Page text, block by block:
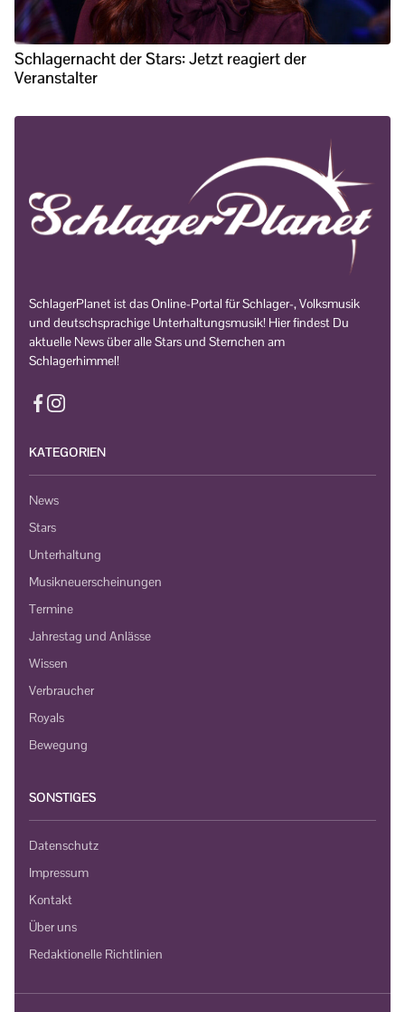
Schlagernacht der Stars: Jetzt reagiert der
Veranstalter
SchlagerPlanet ist das Online-Portal für Schlager-, Volksmusik
und deutschsprachige Unterhaltungsmusik! Hier findest Du
aktuelle News über alle Stars und Sternchen am
Schlagerhimmel!
KATEGORIEN
News
Stars
Unterhaltung
Musikneuerscheinungen
Termine
Jahrestag und Anlässe
Wissen
Verbraucher
Royals
Bewegung
SONSTIGES
Datenschutz
Impressum
Kontakt
Über uns
Redaktionelle Richtlinien